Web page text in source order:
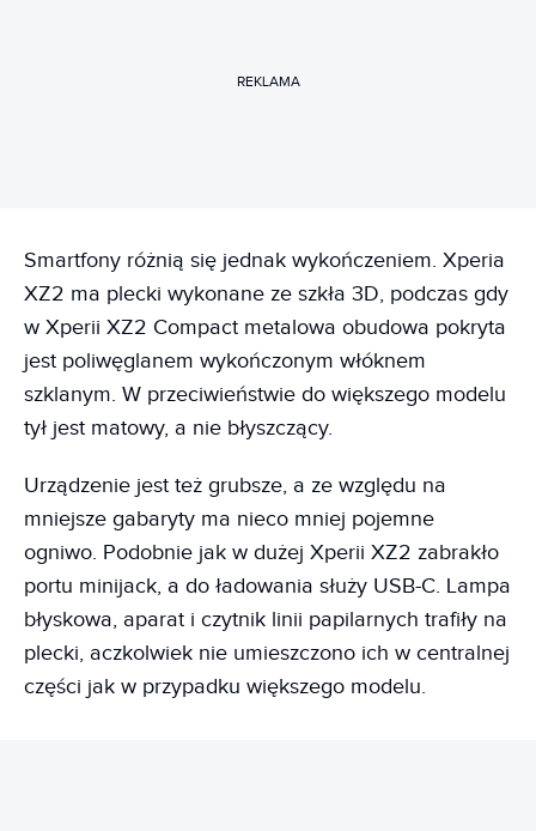
REKLAMA
Smartfony różnią się jednak wykończeniem. Xperia
XZ2 ma plecki wykonane ze szkła 3D, podczas gdy
w Xperii XZ2 Compact metalowa obudowa pokryta
jest poliwęglanem wykończonym włóknem
szklanym. W przeciwieństwie do większego modelu
tył jest matowy, a nie błyszczący.
Urządzenie jest też grubsze, a ze względu na
mniejsze gabaryty ma nieco mniej pojemne
ogniwo. Podobnie jak w dużej Xperii XZ2 zabrakło
portu minijack, a do ładowania służy USB-C. Lampa
błyskowa, aparat i czytnik linii papilarnych trafiły na
plecki, aczkolwiek nie umieszczono ich w centralnej
części jak w przypadku większego modelu.